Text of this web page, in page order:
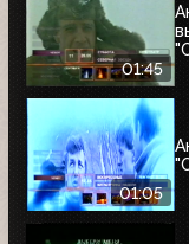
01:45
01:05